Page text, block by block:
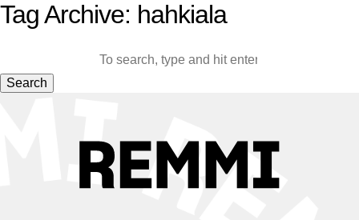
Tag Archive: hahkiala
Search